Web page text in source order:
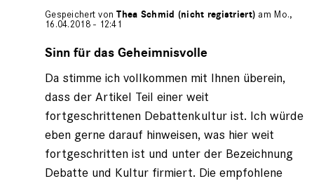
Gespeichert vonThea Schmid (nicht registriert) am Mo.,
16.04.2018 - 12:41
auf
Adam
Mair
registriert)
Sinn für das Geheimnisvolle
Da stimme ich vollkommen mit Ihnen überein,
dass der Artikel Teil einer weit
fortgeschrittenen Debattenkultur ist. Ich würde
eben gerne darauf hinweisen, was hier weit
fortgeschritten ist und unter der Bezeichnung
Debatte und Kultur firmiert. Die empfohlene